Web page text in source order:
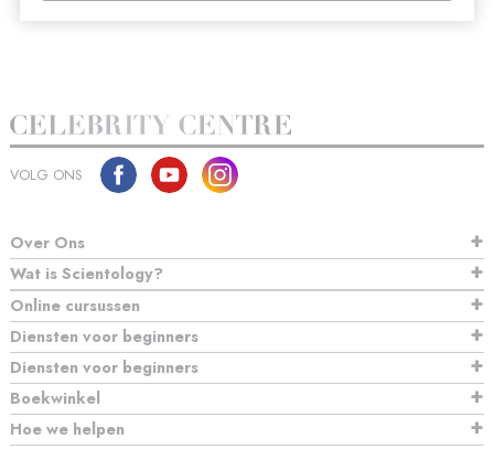
VOLG ONS
Over Ons
Wat is Scientology?
Online cursussen
Diensten voor beginners
Diensten voor beginners
Boekwinkel
Hoe we helpen